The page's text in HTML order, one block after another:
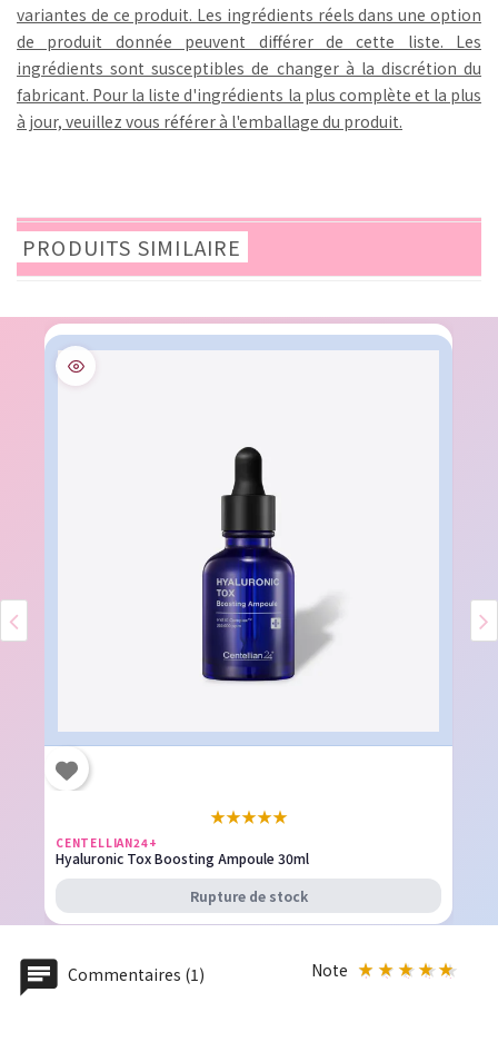
variantes de ce produit. Les ingrédients réels dans une option
de produit donnée peuvent différer de cette liste. Les
ingrédients sont susceptibles de changer à la discrétion du
fabricant. Pour la liste d'ingrédients la plus complète et la plus
à jour, veuillez vous référer à l'emballage du produit.
PRODUITS SIMILAIRE
★★★★★
CENTELLIAN24+
Hyaluronic Tox Boosting Ampoule 30ml
Rupture de stock
Commentaires (1) Note